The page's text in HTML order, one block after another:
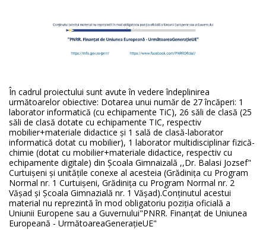
În cadrul proiectului sunt avute în vedere îndeplinirea
următoarelor obiective: Dotarea unui număr de 27 încăperi: 1
laborator informatică (cu echipamente TiC), 26 săli de clasă (25
săli de clasă dotate cu echipamente TIC, respectiv
mobilier+materiale didactice şi 1 sală de clasă-laborator
informatică dotat cu mobilier), 1 laborator multidisciplinar fizică-
chimie (dotat cu mobilier+materiale didactice, respectiv cu
echipamente digitale) din Școala Gimnaizală ,,Dr. Balasi Jozsef"
Curtuișeni și unitățile conexe al acesteia (Grădinița cu Program
Normal nr. 1 Curtuişeni, Grădinița cu Program Normal nr. 2
Văşad și Școala Gimnazială nr. 1 Văşad).Conţinutul acestui
material nu reprezintă în mod obligatoriu poziţia oficială a
Uniunii Europene sau a Guvernului"PNRR. Finanţat de Uniunea
Europeană - UrmătoareaGenerațieUE"